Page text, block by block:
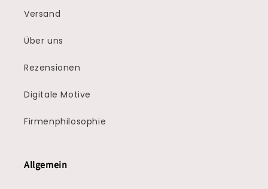
Versand
Über uns
Rezensionen
Digitale Motive
Firmenphilosophie
Allgemein